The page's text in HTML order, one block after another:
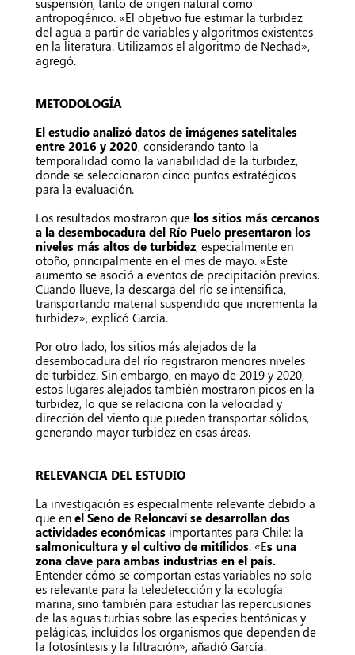
antropogénico. «El objetivo fue estimar la turbidez
del agua a partir de variables y algoritmos existentes
en la literatura. Utilizamos el algoritmo de Nechad»,
agregó.
METODOLOGÍA
El estudio analizó datos de imágenes satelitales
entre 2016 y 2020, considerando tanto la
temporalidad como la variabilidad de la turbidez,
donde se seleccionaron cinco puntos estratégicos
para la evaluación.
Los resultados mostraron que los sitios más cercanos
a la desembocadura del Río Puelo presentaron los
niveles más altos de turbidez, especialmente en
otoño, principalmente en el mes de mayo. «Este
aumento se asoció a eventos de precipitación previos.
Cuando llueve, la descarga del río se intensifica,
transportando material suspendido que incrementa la
turbidez», explicó García.
Por otro lado, los sitios más alejados de la
desembocadura del río registraron menores niveles
de turbidez. Sin embargo, en mayo de 2019 y 2020,
estos lugares alejados también mostraron picos en la
turbidez, lo que se relaciona con la velocidad y
dirección del viento que pueden transportar sólidos,
generando mayor turbidez en esas áreas.
RELEVANCIA DEL ESTUDIO
La investigación es especialmente relevante debido a
que en el Seno de Reloncaví se desarrollan dos
actividades económicas importantes para Chile: la
salmonicultura y el cultivo de mitílidos. «Es una
zona clave para ambas industrias en el país.
Entender cómo se comportan estas variables no solo
es relevante para la teledetección y la ecología
marina, sino también para estudiar las repercusiones
de las aguas turbias sobre las especies bentónicas y
pelágicas, incluidos los organismos que dependen de
la fotosíntesis y la filtración», añadió García.